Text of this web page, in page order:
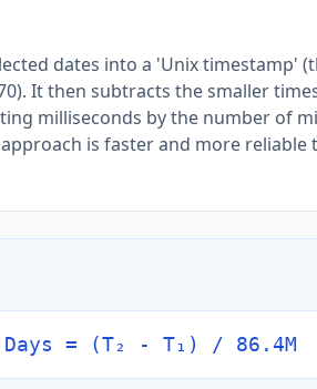
dates into a 'Unix timestamp'
It then subtracts the smaller
milliseconds by the number of
is faster and more reliable
= (T₂ - T₁) / 86.4M